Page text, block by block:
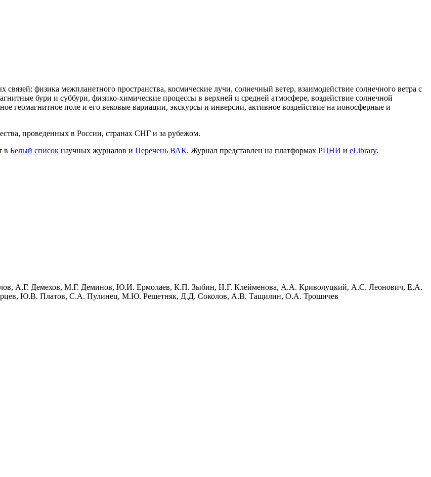
физика межпланетного пространства, космические лучи, солнечный ветер, взаимодействие солнечного ветра с
бури и суббури, физико-химические процессы в верхней и средней атмосфере, воздействие солнечной
геомагнитное поле и его вековые вариации, экскурсы и инверсии, активное воздействие на ионосферные и
проведенных в России, странах СНГ и за рубежом.
в Белый список научных журналов и Перечень ВАК. Журнал представлен на платформах РЦНИ и eLibrary.
А.Г. Демехов, М.Г. Деминов, Ю.И. Ермолаев, К.П. Зыбин, Н.Г. Клейменова, А.А. Криволуцкий, А.С. Леонович, Е.А.
Ю.В. Платов, С.А. Пулинец, М.Ю. Решетняк, Д.Д. Соколов, А.В. Тащилин, О.А. Трошичев